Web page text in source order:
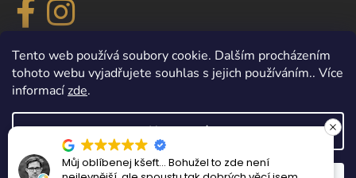
Tento web používá soubory cookie. Dalším procházením
tohoto webu vyjadřujete souhlas s jejich používáním.. Více
informacízde.
Nastavení
Vytvořil Shoptet
Můj oblíbenej kšeft… Bohužel to zde není